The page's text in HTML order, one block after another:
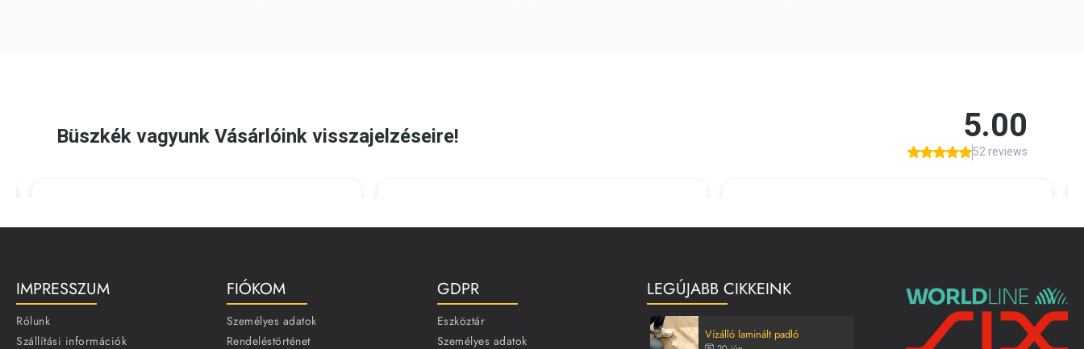
IMPRESSZUM
Rólunk
Szállítási információk
FIÓKOM
Személyes adatok
Rendeléstörténet
GDPR
Eszköztár
Személyes adatok
LEGÚJABB CIKKEINK
Vízálló laminált padló